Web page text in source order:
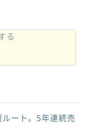
ート。5年連続売